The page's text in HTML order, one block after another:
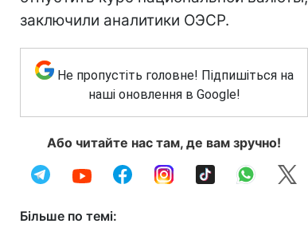
заключили аналитики ОЭСР.
Не пропустіть головне! Підпишіться на
наші оновлення в Google!
Або читайте нас там, де вам зручно!
Більше по темі: